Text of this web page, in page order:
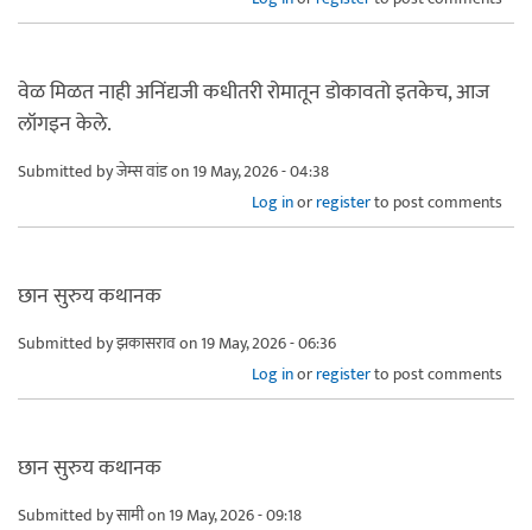
वेळ मिळत नाही अनिंद्यजी कधीतरी रोमातून डोकावतो इतकेच, आज
लॉगइन केले.
Submitted byजेम्स वांडon 19 May, 2026 - 04:38
Log inorregisterto post comments
छान सुरुय कथानक
Submitted byझकासरावon 19 May, 2026 - 06:36
Log inorregisterto post comments
छान सुरुय कथानक
Submitted byसामीon 19 May, 2026 - 09:18